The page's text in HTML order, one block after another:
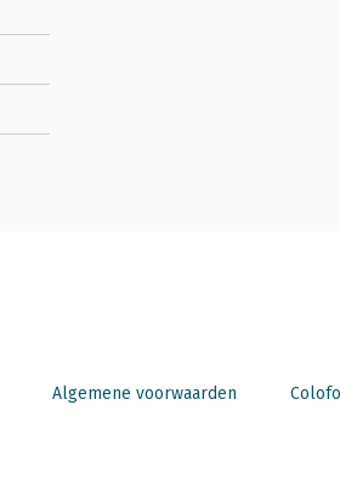
Algemene voorwaarden